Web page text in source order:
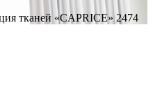
тканей «CAPRICE» 2474